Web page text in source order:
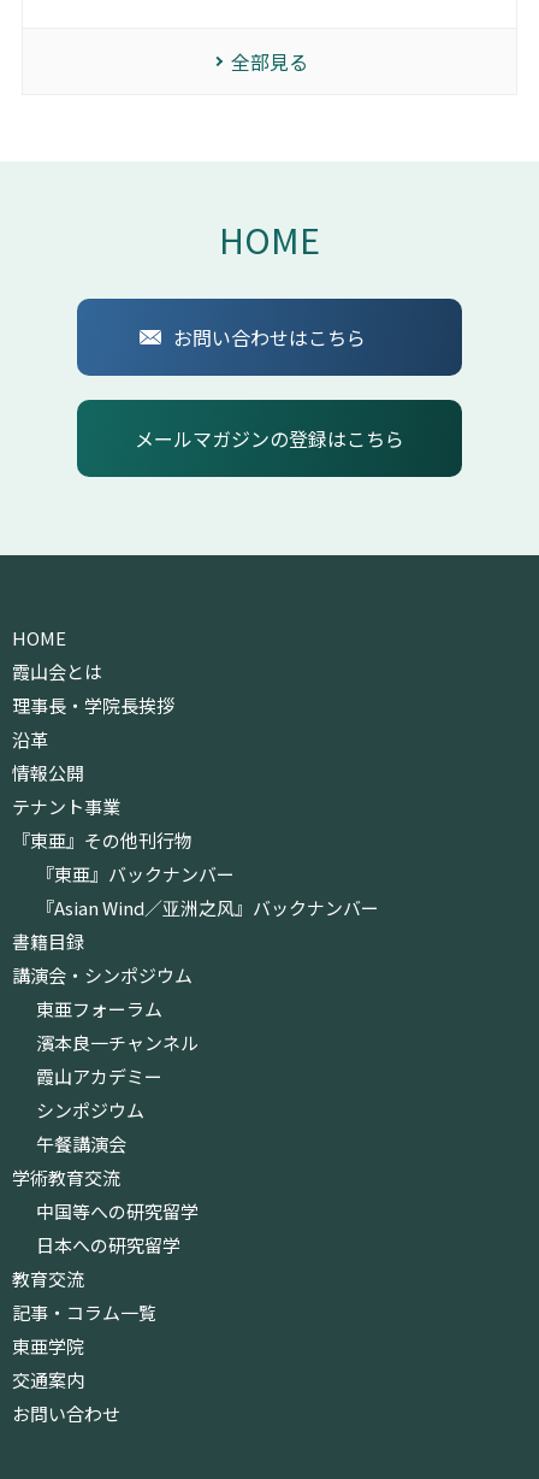
全部見る
HOME
お問い合わせはこちら
メールマガジンの登録はこちら
HOME
霞山会とは
理事長・学院長挨拶
沿革
情報公開
テナント事業
『東亜』その他刊行物
『東亜』バックナンバー
『Asian Wind／亚洲之风』バックナンバー
書籍目録
講演会・シンポジウム
東亜フォーラム
濱本良一チャンネル
霞山アカデミー
シンポジウム
午餐講演会
学術教育交流
中国等への研究留学
日本への研究留学
教育交流
記事・コラム一覧
東亜学院
交通案内
お問い合わせ